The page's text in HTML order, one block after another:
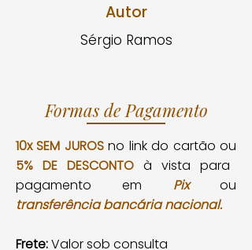
Autor
Sérgio Ramos
Formas de Pagamento
10x SEM JUROSno link do cartão ou
5% DE DESCONTO à vista para
pagamento em
Pixou
transferência bancária nacional.
Frete:Valor sob consulta